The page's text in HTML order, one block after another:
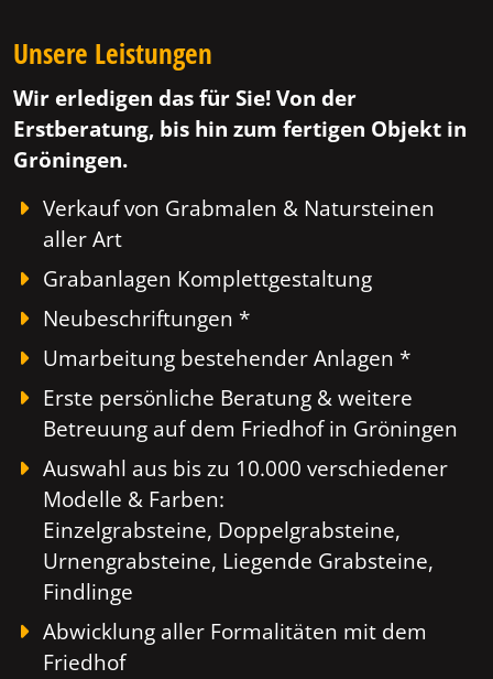
Unsere Leistungen
Wir erledigen das für Sie! Von der
Erstberatung, bis hin zum fertigen Objekt in
Gröningen.
Verkauf von Grabmalen & Natursteinen
aller Art
Grabanlagen Komplettgestaltung
Neubeschriftungen *
Umarbeitung bestehender Anlagen *
Erste persönliche Beratung & weitere
Betreuung auf dem Friedhof in Gröningen
Auswahl aus bis zu 10.000 verschiedener
Modelle & Farben:
Einzelgrabsteine, Doppelgrabsteine,
Urnengrabsteine, Liegende Grabsteine,
Findlinge
Abwicklung aller Formalitäten mit dem
Friedhof